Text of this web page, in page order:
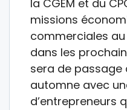
la CGEM et du
missions
commerciales
dans les
sera de passage
automne avec
d’entrepreneurs